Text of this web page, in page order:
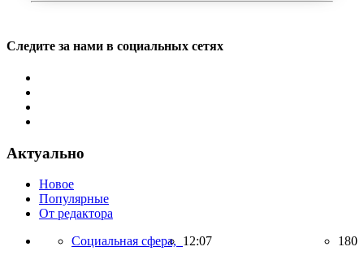
Следите за нами в социальных сетях
Актуально
Новое
Популярные
От редактора
Социальная сфера, 12:07 180